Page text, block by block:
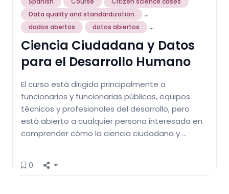
Data quality and standardization
...
dados abertos datos abiertos ...
Ciencia Ciudadana y Datos
para el Desarrollo Humano
El curso está dirigido principalmente a
funcionarios y funcionarias públicas, equipos
técnicos y profesionales del desarrollo, pero
está abierto a cualquier persona interesada en
comprender cómo la ciencia ciudadana y …
0